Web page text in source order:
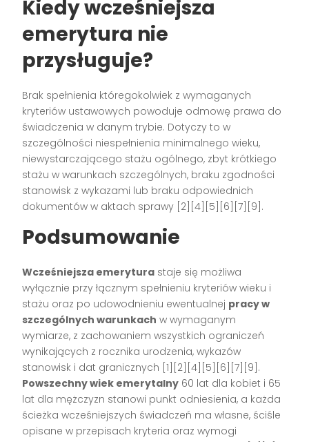
Kiedy wcześniejsza
emerytura nie
przysługuje?
Brak spełnienia któregokolwiek z wymaganych
kryteriów ustawowych powoduje odmowę prawa do
świadczenia w danym trybie. Dotyczy to w
szczególności niespełnienia minimalnego wieku,
niewystarczającego stażu ogólnego, zbyt krótkiego
stażu w warunkach szczególnych, braku zgodności
stanowisk z wykazami lub braku odpowiednich
dokumentów w aktach sprawy [2][4][5][6][7][9].
Podsumowanie
Wcześniejsza emerytura staje się możliwa
wyłącznie przy łącznym spełnieniu kryteriów wieku i
stażu oraz po udowodnieniu ewentualnej pracy w
szczególnych warunkach w wymaganym
wymiarze, z zachowaniem wszystkich ograniczeń
wynikających z rocznika urodzenia, wykazów
stanowisk i dat granicznych [1][2][4][5][6][7][9].
Powszechny wiek emerytalny 60 lat dla kobiet i 65
lat dla mężczyzn stanowi punkt odniesienia, a każda
ścieżka wcześniejszych świadczeń ma własne, ściśle
opisane w przepisach kryteria oraz wymogi